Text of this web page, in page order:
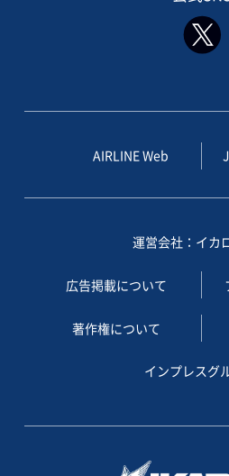
AIRLINE Web
運営会社：イカ
広告掲載について
著作権について
インプレスグ